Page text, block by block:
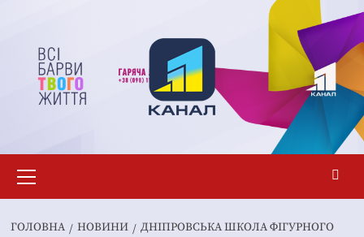
вмісту
меню
ГОЛОВНА НОВИНИ
ДНІПРОВСЬКА ШКОЛА ФІГУРНОГО